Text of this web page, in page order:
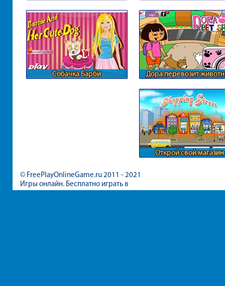
Собачка Барби Дора перевозит
Открой свой магазин
© FreePlayOnlineGame.ru 2011 - 2021
Игры онлайн. Бесплатно играть в
игры для девочек и мальчиков